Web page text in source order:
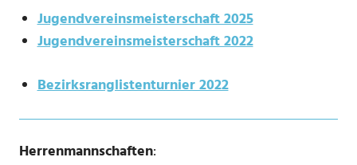
Jugendvereinsmeisterschaft 2025
Jugendvereinsmeisterschaft 2022
Bezirksranglistenturnier 2022
Herrenmannschaften: